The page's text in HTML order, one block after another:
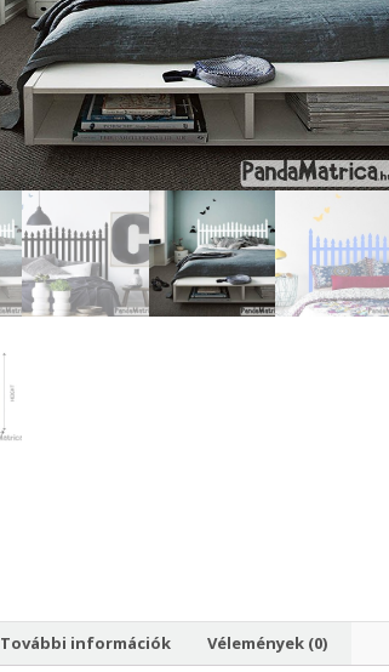
További információk Vélemények (0)